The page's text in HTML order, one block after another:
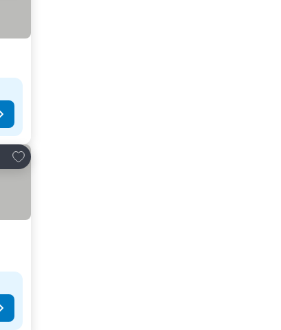
Lisää suosikkeihin